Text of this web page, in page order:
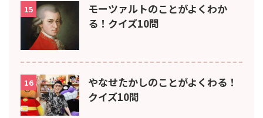
15
モーツァルトのことがよくわか
る！クイズ10問
16
やなせたかしのことがよくわる！
クイズ10問